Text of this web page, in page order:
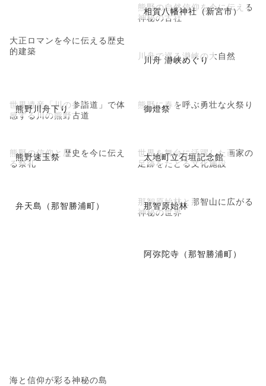
大正ロマンを今に伝える歴史
的建築
相賀八幡神社（新宮市）
熊野の自然信仰を今に伝える
神秘の古社
川舟 瀞峡めぐり
川舟で巡る瀞峡の大自然
熊野川舟下り
世界遺産「川の参詣道」で体
感する川の熊野古道
御燈祭
熊野に春を呼ぶ勇壮な火祭り
熊野速玉祭
熊野の信仰と歴史を今に伝え
る祭礼
太地町立石垣記念館
世界を舞台に活躍した画家の
足跡をたどる文化施設
弁天島（那智勝浦町）
海と信仰が彩る神秘の島
那智原始林
那智原始林と那智山に広がる
神秘の世界
阿弥陀寺（那智勝浦町）